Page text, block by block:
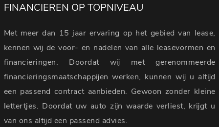
FINANCIEREN OP TOPNIVEAU
Met meer dan 15 jaar ervaring op het gebied van lease,
kennen wij de voor- en nadelen van alle leasevormen en
financieringen. Doordat wij met gerenommeerde
financieringsmaatschappijen werken, kunnen wij u altijd
een passend contract aanbieden. Gewoon zonder kleine
lettertjes. Doordat uw auto zijn waarde verliest, krijgt u
van ons altijd een passend advies.